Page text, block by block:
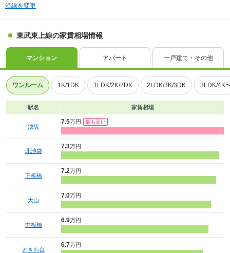
沿線を変更
東武東上線の家賃相場情報
マンション アパート 一戸建て・その他
ワンルーム 1K/1DK 1LDK/2K/2DK 2LDK/3K/3DK 3LDK/4K
駅名 家賃相場
池袋
7.5万円
北池袋
7.3万円
下板橋
7.2万円
大山
7.0万円
中板橋
6.9万円
ときわ台
6.7万円